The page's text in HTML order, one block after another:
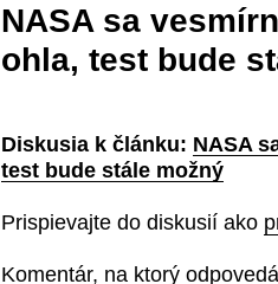
NASA sa
ohla, test bude
Diskusia k článku: NASA
test bude stále možný
Prispievajte do diskusií ako
Komentár, na ktorý